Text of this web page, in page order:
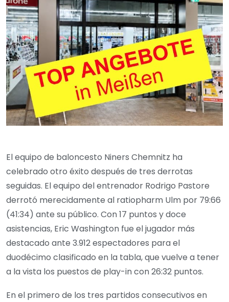
El equipo de baloncesto Niners Chemnitz ha
celebrado otro éxito después de tres derrotas
seguidas. El equipo del entrenador Rodrigo Pastore
derrotó merecidamente al ratiopharm Ulm por 79:66
(41:34) ante su público. Con 17 puntos y doce
asistencias, Eric Washington fue el jugador más
destacado ante 3.912 espectadores para el
duodécimo clasificado en la tabla, que vuelve a tener
a la vista los puestos de play-in con 26:32 puntos.
En el primero de los tres partidos consecutivos en